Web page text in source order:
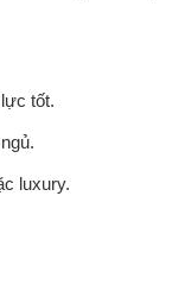
tốt.
luxury.